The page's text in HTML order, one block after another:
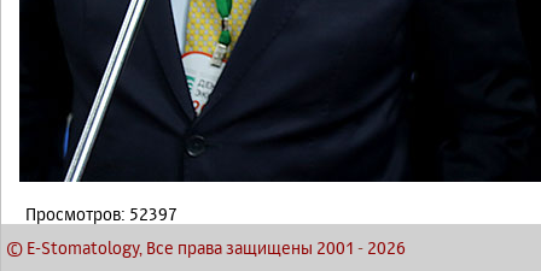
Просмотров: 52397
© E-Stomatology, Все права защищены 2001 - 2026